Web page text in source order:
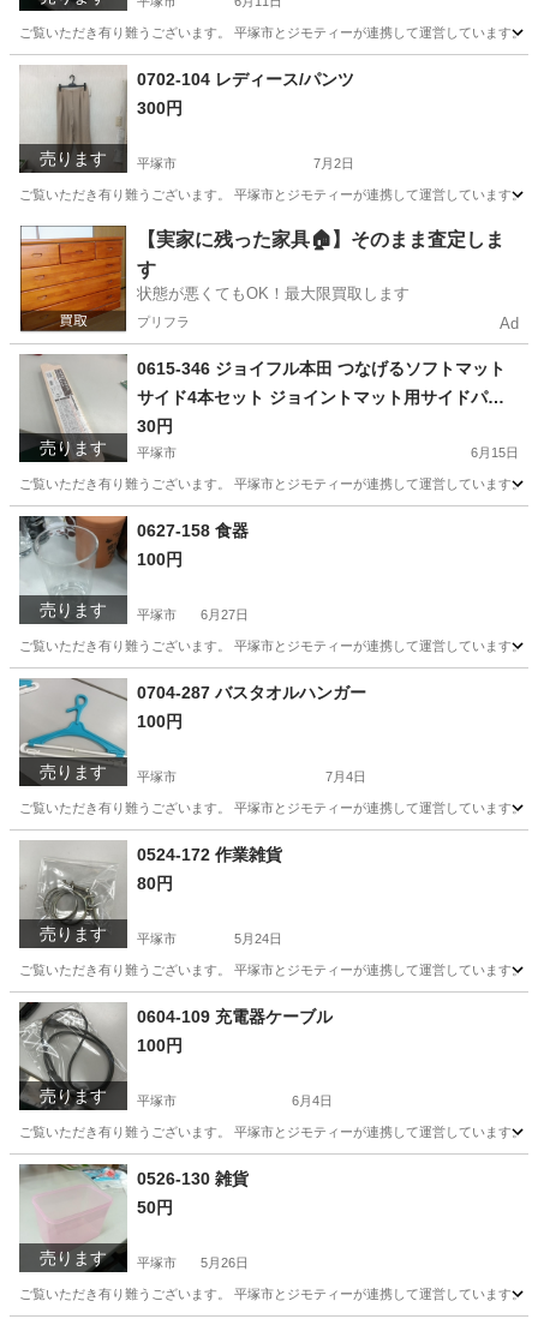
ご覧いただき有り難うございます。 平塚市とジモティーが連携して運営していま
神奈川 平塚市 リユース
売ります
0702-104 レディース/パンツ
300円
平塚市 7月2日
ご覧いただき有り難うございます。 平塚市とジモティーが連携して運営していま
神奈川 平塚市 パンツ リユース
【実家に残った家具🏠】そのまま査定しま
す
状態が悪くてもOK！最大限買取します
プリフラ Ad
売ります
0615-346 ジョイフル本田 つなげるソフトマット
サイド4本セット ジョイントマット用サイドパー
ツ
30円
平塚市 6月15日
ご覧いただき有り難うございます。 平塚市とジモティーが連携して運営していま
神奈川 平塚市 カーペット/マット/ラグ
売ります
0627-158 食器
100円
平塚市 6月27日
ご覧いただき有り難うございます。 平塚市とジモティーが連携して運営していま
神奈川 平塚市 リユース
売ります
0704-287 バスタオルハンガー
100円
平塚市 7月4日
ご覧いただき有り難うございます。 平塚市とジモティーが連携して運営していま
神奈川 平塚市
売ります
0524-172 作業雑貨
80円
平塚市 5月24日
ご覧いただき有り難うございます。 平塚市とジモティーが連携して運営していま
神奈川 平塚市 リユース
売ります
0604-109 充電器ケーブル
100円
平塚市 6月4日
ご覧いただき有り難うございます。 平塚市とジモティーが連携して運営していま
神奈川 平塚市 周辺機器
売ります
0526-130 雑貨
50円
平塚市 5月26日
ご覧いただき有り難うございます。 平塚市とジモティーが連携して運営していま